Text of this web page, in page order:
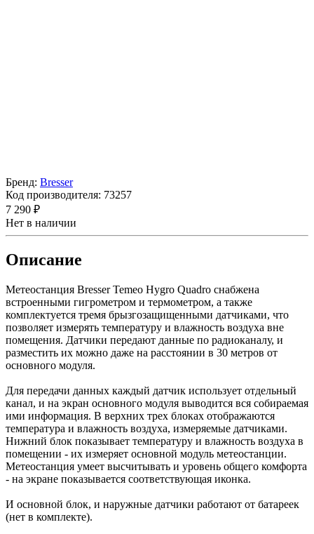
Бренд: Bresser
Код производителя: 73257
7 290 ₽
Нет в наличии
Описание
Метеостанция Bresser Temeo Hygro Quadro снабжена
встроенными гигрометром и термометром, а также
комплектуется тремя брызгозащищенными датчиками, что
позволяет измерять температуру и влажность воздуха вне
помещения. Датчики передают данные по радиоканалу, и
разместить их можно даже на расстоянии в 30 метров от
основного модуля.
Для передачи данных каждый датчик использует отдельный
канал, и на экран основного модуля выводится вся собираемая
ими информация. В верхних трех блоках отображаются
температура и влажность воздуха, измеряемые датчиками.
Нижний блок показывает температуру и влажность воздуха в
помещении - их измеряет основной модуль метеостанции.
Метеостанция умеет высчитывать и уровень общего комфорта
- на экране показывается соответствующая иконка.
И основной блок, и наружные датчики работают от батареек
(нет в комплекте).